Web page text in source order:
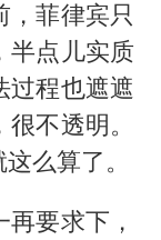
菲律宾只
半点儿实质
过程也遮遮
不透明。
么算了。
要求下，